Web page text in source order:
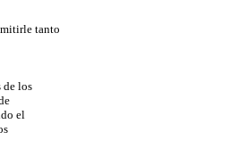
tanto
los
el